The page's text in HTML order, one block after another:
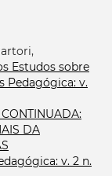
Estudos sobre
Pedagógica: v.
DA
v. 2 n.